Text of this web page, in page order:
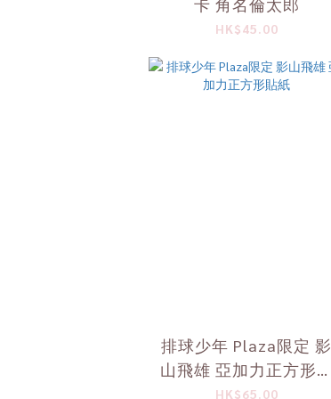
卡 角名倫太郎
HK$45.00
排球少年 Plaza限定 影
山飛雄 亞加力正方形貼
紙
HK$65.00